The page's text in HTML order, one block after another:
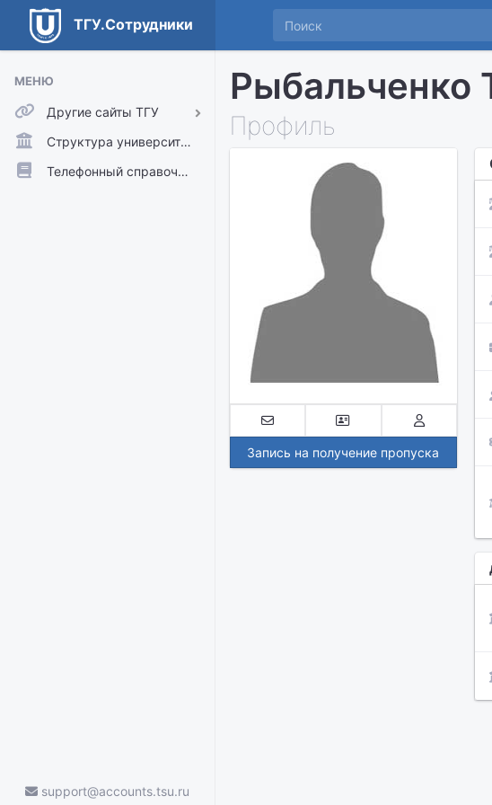
ТГУ.Сотрудники
МЕНЮ
Другие сайты ТГУ
ТГУ.Аккаунты
ТГУ.Расписание
Структура университета
Телефонный справочник
support@accounts.tsu.ru
Рыбальченко
Профиль
Запись на получение пропуска